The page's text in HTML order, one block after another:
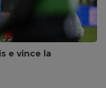
e vince la